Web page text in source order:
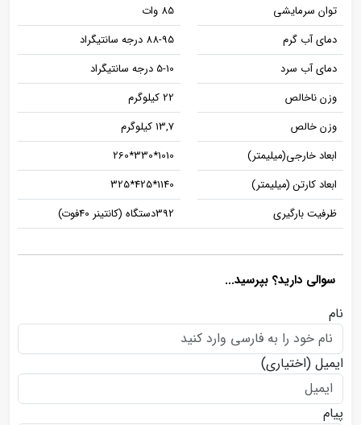
توان سرمایشی
85 وات
دمای آب گرم
88-95 درجه سانتیگراد
دمای آب سرد
5-10 درجه سانتیگراد
وزن ناخالص
22 کیلوگرم
وزن خالص
13,7 کیلوگرم
ابعاد خارجی(میلیمتر)
1010*330*260
ابعاد کارتن (میلیمتر)
1140*425*325
ظرفيت بارگيری
392دستگاه (کانتينر 40فوت)
سوالی دارید؟ بپرسید...
نام
ایمیل (اختیاری)
پیام